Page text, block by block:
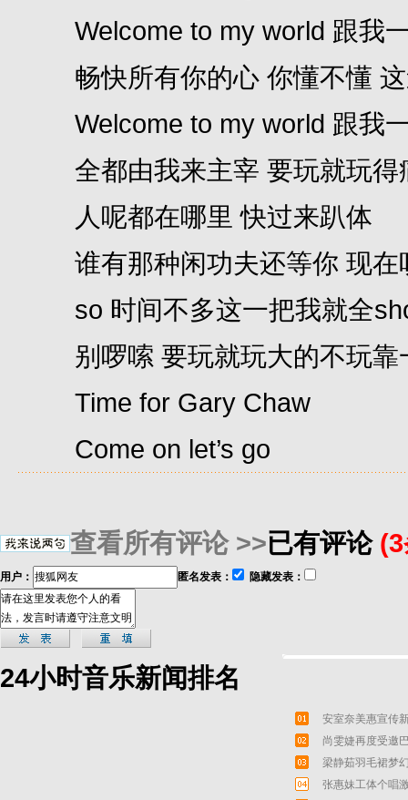
Welcome to my world 跟我
畅快所有你的心 你懂不懂 这
Welcome to my world 跟我
全都由我来主宰 要玩就玩得
人呢都在哪里 快过来趴体
谁有那种闲功夫还等你 现在
so 时间不多这一把我就全
别啰嗦 要玩就玩大的不玩靠
Time for Gary Chaw
Come on let’s go
查看所有评论 >>已有评论
用户： 匿名发表： 隐藏发表：
24小时音乐新闻排名
安室奈美惠宣传
尚雯婕再度受邀
梁静茹羽毛裙梦
张惠妹工体个唱